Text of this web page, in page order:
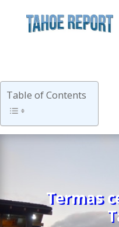
Table of Contents
Termas